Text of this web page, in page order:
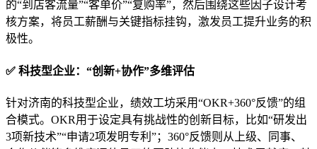
的“到店客流量”“客单价”“复购率”，然后围绕这些因子设计考
核方案，将员工薪酬与关键指标挂钩，激发员工提升业务的积
极性。
✅ 科技型企业：“创新+协作”多维评估
针对济南的科技型企业，绩效工坊采用“OKR+360°反馈”的组
合模式。OKR用于设定具有挑战性的创新目标，比如“研发出
3项新技术”“申请2项发明专利”；360°反馈则从上级、同事、